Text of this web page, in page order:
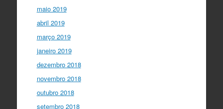
maio 2019
abril 2019
março 2019
janeiro 2019
dezembro 2018
novembro 2018
outubro 2018
setembro 2018